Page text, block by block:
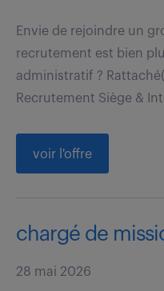
Envie de rejoindre un
recrutement est bien
administratif ?
Recrutement Siège &
voir l'offre
chargé de
28 mai 2026